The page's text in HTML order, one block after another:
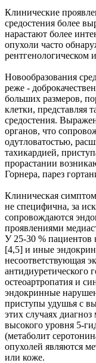
Клинические
средостения более
нарастают более
опухоли часто
рентгенологическом
Новообразования
реже -
больших размеров,
клетки, представляя
средостения.
органов, что
одутловатостью,
тахикардией,
прорастании
Горнера, парез
Клиническая
не специфична, за
сопровождаются
проявлениями
У 25-30 % пациентов
[4,5] и иные
несоответствующая
антидиуретического
остеоартропатия и
эндокринные
приступы удушья с
этих случаях
высокого уровня 5-
(метаболит
опухолей являются
или коже.